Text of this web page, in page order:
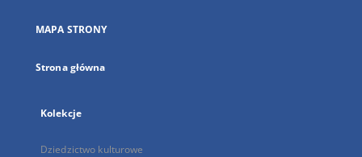
karcie
MAPA STRONY
Strona główna
Kolekcje
Dziedzictwo kulturowe